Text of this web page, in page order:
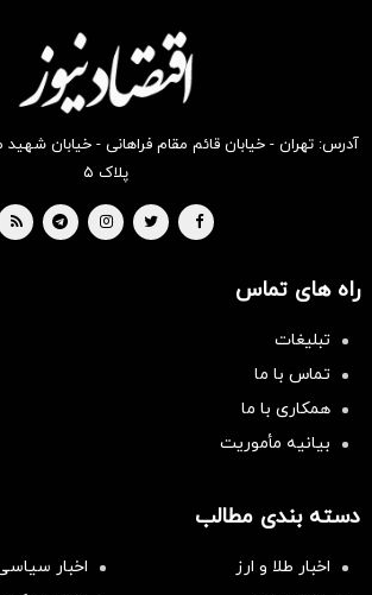
بخر !
بخر !
آدرس: تهران - خیابان قائم مقام فراهانی - خیابان
پلاک ۵
راه های تماس
تبلیغات
تماس با ما
همکاری با ما
بیانیه مأموریت
دسته بندی مطالب
اخبار طلا و ارز
اخبار